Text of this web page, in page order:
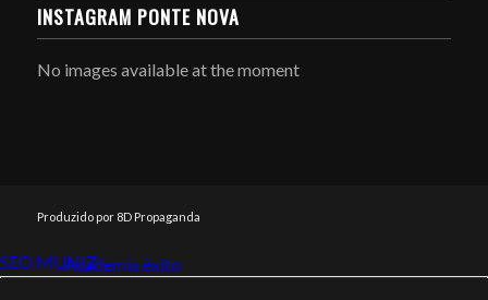
INSTAGRAM PONTE NOVA
No images available at the moment
Produzido por 8D Propaganda
SEO MUNIZ
Link112Academia êxito